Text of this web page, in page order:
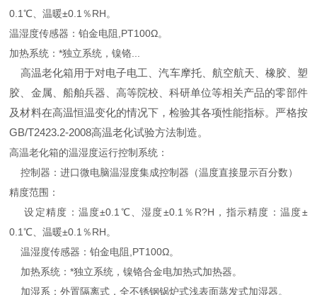
0.1℃、温暖±0.1％RH。
温湿度传感器：铂金电阻,PT100Ω。
加热系统：*独立系统，镍铬...
高温老化箱用于对电子电工、汽车摩托、航空航天、橡胶、塑
胶、金属、船舶兵器、高等院校、科研单位等相关产品的零部件
及材料在高温恒温变化的情况下，检验其各项性能指标。严格按
GB/T2423.2-2008高温老化试验方法制造。
高温老化箱的温湿度运行控制系统：
控制器：进口微电脑温湿度集成控制器（温度直接显示百分数）
精度范围：
设定精度：温度±0.1℃、湿度±0.1％R?H，指示精度：温度±
0.1℃、温暖±0.1％RH。
温湿度传感器：铂金电阻,PT100Ω。
加热系统：*独立系统，镍铬合金电加热式加热器。
加湿系：外置隔离式，全不锈钢锅炉式浅表面蒸发式加湿器。